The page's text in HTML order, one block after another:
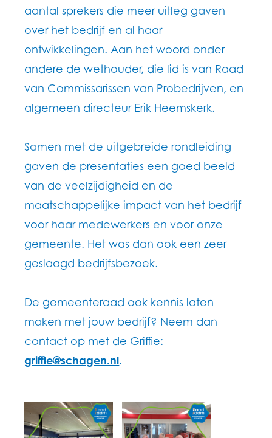
aantal sprekers die meer uitleg gaven
over het bedrijf en al haar
ontwikkelingen. Aan het woord onder
andere de wethouder, die lid is van Raad
van Commissarissen van Probedrijven, en
algemeen directeur Erik Heemskerk.
Samen met de uitgebreide rondleiding
gaven de presentaties een goed beeld
van de veelzijdigheid en de
maatschappelijke impact van het bedrijf
voor haar medewerkers en voor onze
gemeente. Het was dan ook een zeer
geslaagd bedrijfsbezoek.
De gemeenteraad ook kennis laten
maken met jouw bedrijf? Neem dan
contact op met de Griffie:
griffie@schagen.nl.